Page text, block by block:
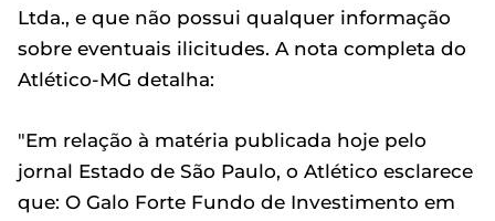
Ltda., e que não possui qualquer informação
sobre eventuais ilicitudes. A nota completa do
Atlético-MG detalha:
"Em relação à matéria publicada hoje pelo
jornal Estado de São Paulo, o Atlético esclarece
que: O Galo Forte Fundo de Investimento em